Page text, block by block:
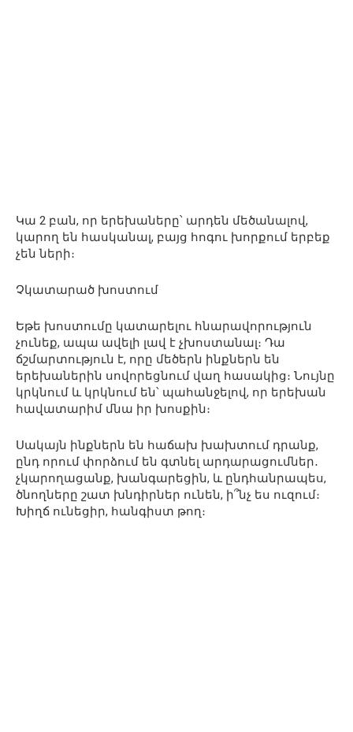
Կա 2 բան, որ երեխաները՝ արդեն մեծանալով,
կարող են հասկանալ, բայց հոգու խորքում երբեք
չեն ների։
Չկատարած խոստում
Եթե խոստումը կատարելու հնարավորություն
չունեք, ապա ավելի լավ է չխոստանալ։ Դա
ճշմարտություն է, որը մեծերն ինքներն են
երեխաներին սովորեցնում վաղ հասակից։ Նույնը
կրկնում և կրկնում են՝ պահանջելով, որ երեխան
հավատարիմ մնա իր խոսքին։
Սակայն ինքներն են հաճախ խախտում դրանք,
ընդ որում փորձում են գտնել արդարացումներ․
չկարողացանք, խանգարեցին, և ընդհանրապես,
ծնողները շատ խնդիրներ ունեն, ի՞նչ ես ուզում։
Խիղճ ունեցիր, հանգիստ թող։